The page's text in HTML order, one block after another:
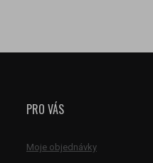
PRO VÁS
Moje objednávky